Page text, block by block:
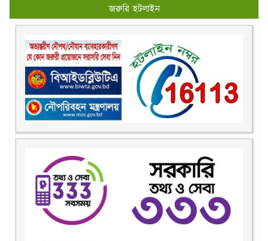
জরুরি হটলাইন